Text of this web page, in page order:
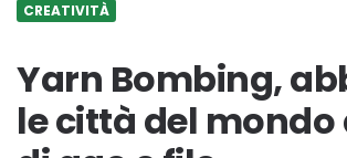
CREATIVITÀ
Yarn Bombing,
le città del mondo